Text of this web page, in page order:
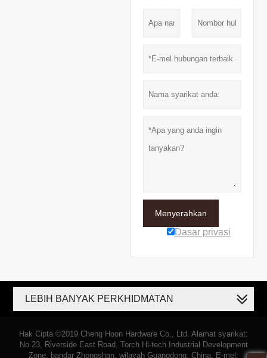
Menyerahkan
Dasar privasi
LEBIH BANYAK PERKHIDMATAN
Hak Cipta ©2019 Cheng Hoon Hardware Co., Ltd. Alamat syarikat:
No.23, Riverside East Road, Torch Hi-tech Industrial Development
Zone, bandar Zhongshan, wilayah Guangdong, China. E-mel: